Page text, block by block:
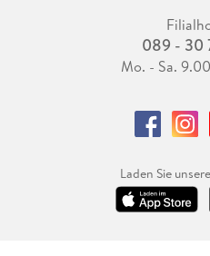
089 - 30
Mo. - Sa.
Laden Sie